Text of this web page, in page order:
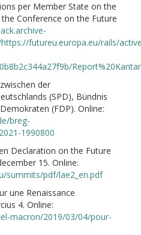
per Member State on the
Conference on the Future
futureu.europa.eu/rails/
der
(SPD), Bündnis
(FDP). Online:
breg-
1990800
Declaration on the Future
15. Online:
summits/pdf/lae2_en.pdf
une Renaissance
4. Online:
macron/2019/03/04/pour-